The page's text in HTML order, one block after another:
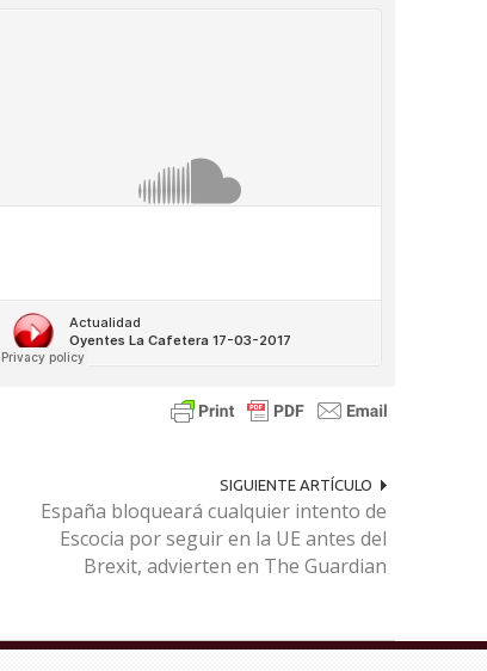
SIGUIENTE ARTÍCULO
España bloqueará cualquier intento de
Escocia por seguir en la UE antes del
Brexit, advierten en The Guardian